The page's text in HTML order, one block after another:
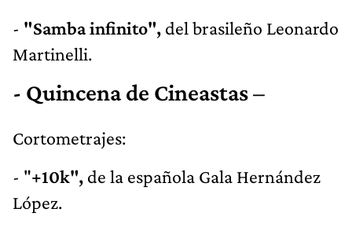
- "Samba infinito", del brasileño Leonardo
Martinelli.
- Quincena de Cineastas –
Cortometrajes:
- "+10k", de la española Gala Hernández
López.